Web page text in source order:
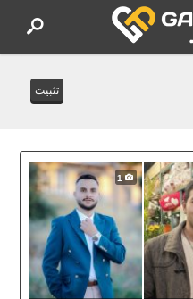
تثبيت
1